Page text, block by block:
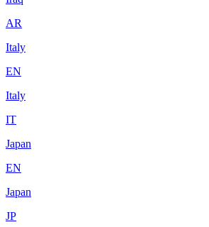
AR
Italy
EN
Italy
IT
Japan
EN
Japan
JP